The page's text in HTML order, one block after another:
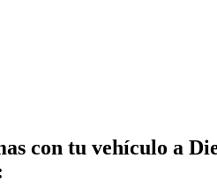
con tu vehículo a